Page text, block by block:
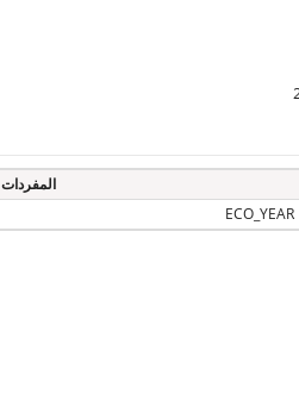
المفردات
ECO_YEAR